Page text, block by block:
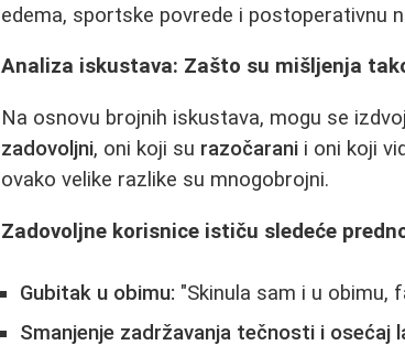
edema, sportske povrede i postoperativnu
Analiza iskustava: Zašto su mišljenja
Na osnovu brojnih iskustava, mogu se
zadovoljni, oni koji su razočarani i oni koji
ovako velike razlike su mnogobrojni.
Zadovoljne korisnice ističu sledeće
Gubitak u obimu: "Skinula sam i u obimu,
Smanjenje zadržavanja tečnosti i osećaj